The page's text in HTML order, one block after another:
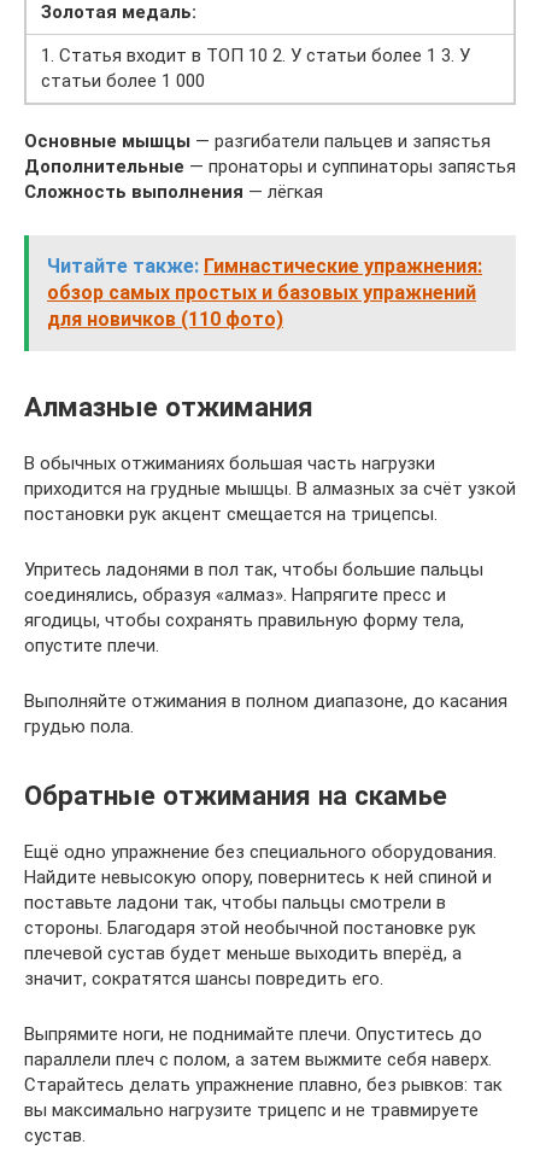
Золотая медаль:
1. Статья входит в ТОП 10 2. У статьи более 1 3. У
статьи более 1 000
Основные мышцы — разгибатели пальцев и запястья
Дополнительные — пронаторы и суппинаторы запястья
Сложность выполнения — лёгкая
Читайте также: Гимнастические упражнения:
обзор самых простых и базовых упражнений
для новичков (110 фото)
Алмазные отжимания
В обычных отжиманиях большая часть нагрузки
приходится на грудные мышцы. В алмазных за счёт узкой
постановки рук акцент смещается на трицепсы.
Упритесь ладонями в пол так, чтобы большие пальцы
соединялись, образуя «алмаз». Напрягите пресс и
ягодицы, чтобы сохранять правильную форму тела,
опустите плечи.
Выполняйте отжимания в полном диапазоне, до касания
грудью пола.
Обратные отжимания на скамье
Ещё одно упражнение без специального оборудования.
Найдите невысокую опору, повернитесь к ней спиной и
поставьте ладони так, чтобы пальцы смотрели в
стороны. Благодаря этой необычной постановке рук
плечевой сустав будет меньше выходить вперёд, а
значит, сократятся шансы повредить его.
Выпрямите ноги, не поднимайте плечи. Опуститесь до
параллели плеч с полом, а затем выжмите себя наверх.
Старайтесь делать упражнение плавно, без рывков: так
вы максимально нагрузите трицепс и не травмируете
сустав.